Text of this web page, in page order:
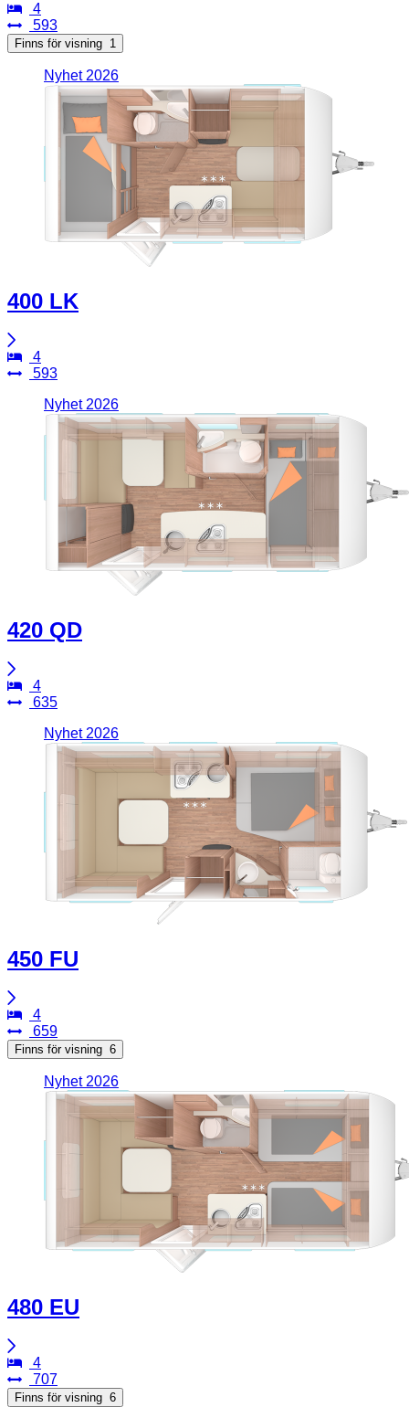
4
593
Finns för visning 1
Nyhet 2026
400 LK
4
593
Nyhet 2026
420 QD
4
635
Nyhet 2026
450 FU
4
659
Finns för visning 6
Nyhet 2026
480 EU
4
707
Finns för visning 6